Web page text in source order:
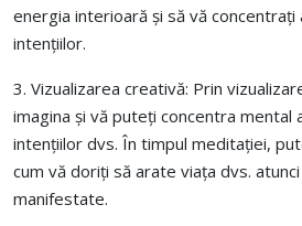
energia interioară și să vă
intențiilor.
3. Vizualizarea creativă: Prin
imagina și vă puteți concentra mental
intențiilor dvs. În timpul meditației,
cum vă doriți să arate viața dvs.
manifestate.